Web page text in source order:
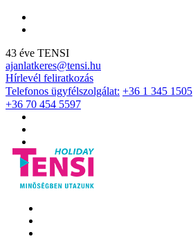
43 éve TENSI
ajanlatkeres@tensi.hu
Hírlevél feliratkozás
Telefonos ügyfélszolgálat: +36 1 345 1505
+36 70 454 5597